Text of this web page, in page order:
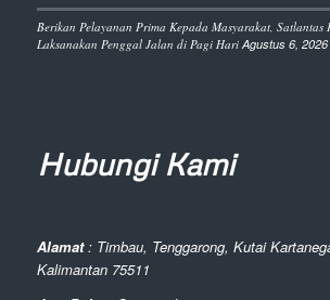
Berikan Pelayanan Prima Kepada Masyarakat, Satlantas
Laksanakan Penggal Jalan di Pagi Hari Agustus 6, 2026
Hubungi Kami
Alamat: Timbau, Tenggarong, Kutai
Kalimantan 75511